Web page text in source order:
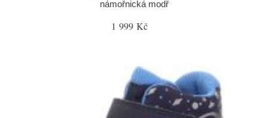
námořnická modř
1 999 Kč